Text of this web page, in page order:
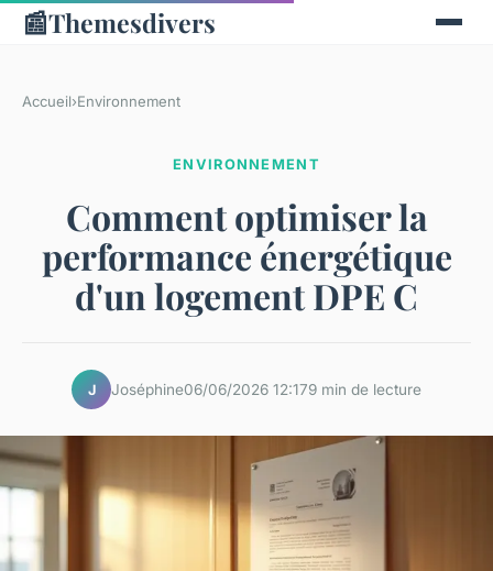
📰Themesdivers
Accueil›Environnement
ENVIRONNEMENT
Comment optimiser la
performance énergétique
d'un logement DPE C
J Joséphine06/06/2026 12:179 min de lecture